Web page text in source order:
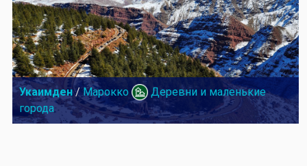
Укаимден/ Марокко
Деревни и маленькие
города